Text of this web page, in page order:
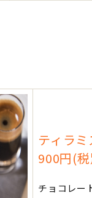
ティラ
900円(
チョコレー